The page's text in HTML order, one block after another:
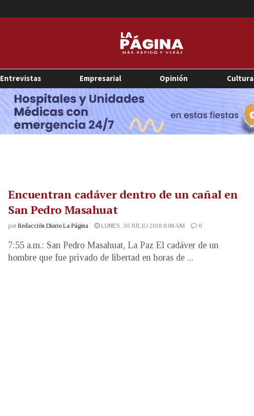
Entrevistas Empresarial Opinión Cultura
Encuentran cadáver dentro de un cañal en
San Pedro Masahuat
por Redacción Diario La Página LUNES, 30 JULIO 2018 8:08 AM 0
7:55 a.m.: San Pedro Masahuat, La Paz El cadáver de un
hombre que fue privado de libertad en horas de ...